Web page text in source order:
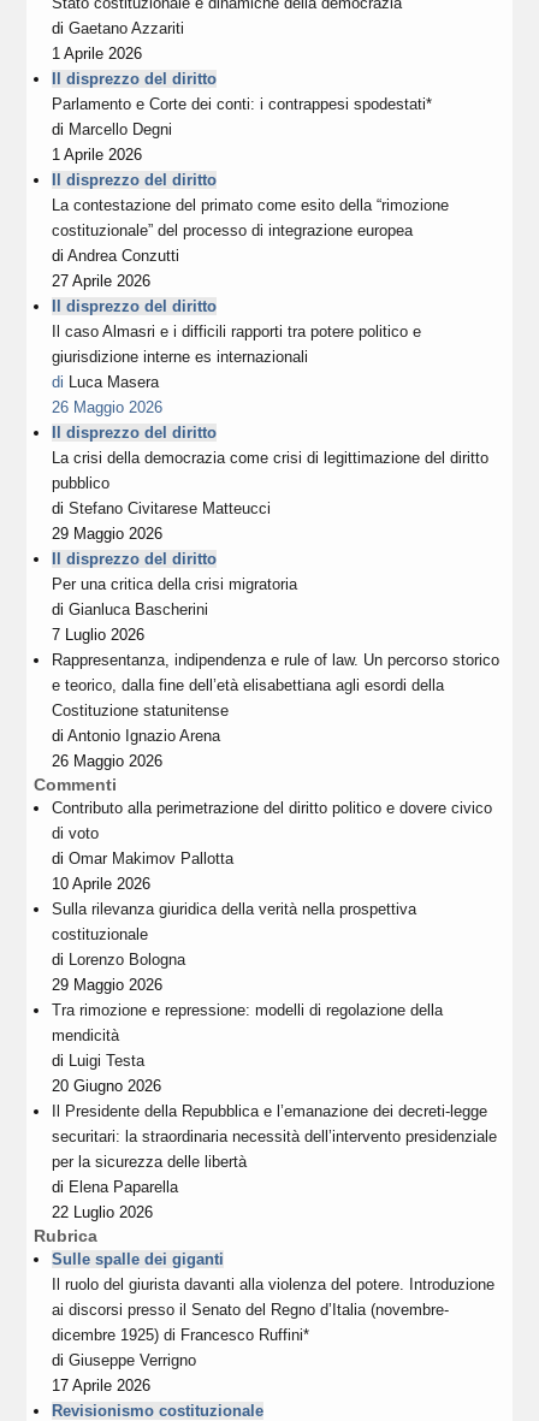
diGaetano Azzariti
1 Aprile 2026
Il disprezzo del diritto
Parlamento e Corte dei conti: i contrappesi spodestati*
di Marcello Degni
1 Aprile 2026
Il disprezzo del diritto
La contestazione del primato come esito della “rimozione
costituzionale” del processo di integrazione europea
diAndrea Conzutti
27 Aprile 2026
Il disprezzo del diritto
Il caso Almasri e i difficili rapporti tra potere politico e
giurisdizione interne es internazionali
di
Luca Masera
26 Maggio 2026
Il disprezzo del diritto
La crisi della democrazia come crisi di legittimazione del diritto
pubblico
diStefano Civitarese Matteucci
29 Maggio 2026
Il disprezzo del diritto
Per una critica della crisi migratoria
diGianluca Bascherini
7 Luglio 2026
Rappresentanza, indipendenza e rule of law. Un percorso storico
e teorico, dalla fine dell’età elisabettiana agli esordi della
Costituzione statunitense
diAntonio Ignazio Arena
26 Maggio 2026
Commenti
Contributo alla perimetrazione del diritto politico e dovere civico
di voto
diOmar Makimov Pallotta
10 Aprile 2026
Sulla rilevanza giuridica della verità nella prospettiva
costituzionale
di
Lorenzo Bologna
29 Maggio 2026
Tra rimozione e repressione: modelli di regolazione della
mendicità
di
Luigi Testa
20 Giugno 2026
Il Presidente della Repubblica e l’emanazione dei decreti-legge
securitari: la straordinaria necessità dell’intervento presidenziale
per la sicurezza delle libertà
di Elena Paparella
22 Luglio 2026
Rubrica
Sulle spalle dei giganti
Il ruolo del giurista davanti alla violenza del potere. Introduzione
ai discorsi presso il Senato del Regno d’Italia (novembre-
dicembre 1925) di Francesco Ruffini*
diGiuseppe Verrigno
17 Aprile 2026
Revisionismo costituzionale